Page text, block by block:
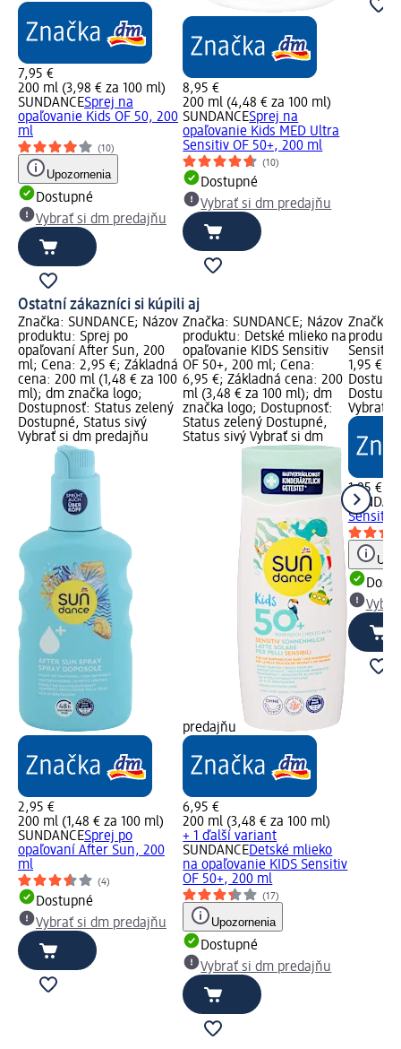
7,95 €
200 ml (3,98 € za 100 ml)
SUNDANCESprej na
opaľovanie Kids OF 50, 200
ml
(10)
Upozornenia
Dostupné
Vybrať si dm predajňu
8,95 €
200 ml (4,48 € za 100 ml)
SUNDANCESprej na
opaľovanie Kids MED Ultra
Sensitiv OF 50+, 200 ml
(10)
Dostupné
Vybrať si dm predajňu
Ostatní zákazníci si kúpili aj
Značka: SUNDANCE; Názov
produktu: Sprej po
opaľovaní After Sun, 200
ml; Cena: 2,95 €; Základná
cena: 200 ml (1,48 € za 100
ml); dm značka logo;
Dostupnosť: Status zelený
Dostupné, Status sivý
Vybrať si dm predajňu
2,95 €
200 ml (1,48 € za 100 ml)
SUNDANCESprej po
opaľovaní After Sun, 200
ml
(4)
Dostupné
Vybrať si dm predajňu
Značka: SUNDANCE; Názov
produktu: Detské mlieko na
opaľovanie KIDS Sensitiv
OF 50+, 200 ml; Cena:
6,95 €; Základná cena: 200
ml (3,48 € za 100 ml); dm
značka logo; Dostupnosť:
Status zelený Dostupné,
Status sivý Vybrať si dm
predajňu
6,95 €
200 ml (3,48 € za 100 ml)
+ 1 ďalší variant
SUNDANCEDetské mlieko
na opaľovanie KIDS Sensitiv
OF 50+, 200 ml
(17)
Upozornenia
Dostupné
Vybrať si dm predajňu
Značka:
1,95 €;
Vybrať
1,95 €
Sensitiv,